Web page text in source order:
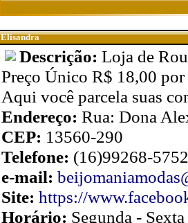
Elisandra
Descrição: Loja de
Preço Único R$ 18,00 por
Aqui você parcela suas
Endereço: Rua: Dona
CEP: 13560-290
Telefone: (16)99268-5752
e-mail:
Site: https://
Horário: Segunda -